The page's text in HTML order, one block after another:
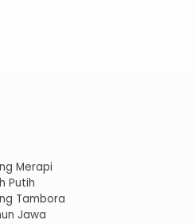
Merapi
Putih
Tambora
Jawa